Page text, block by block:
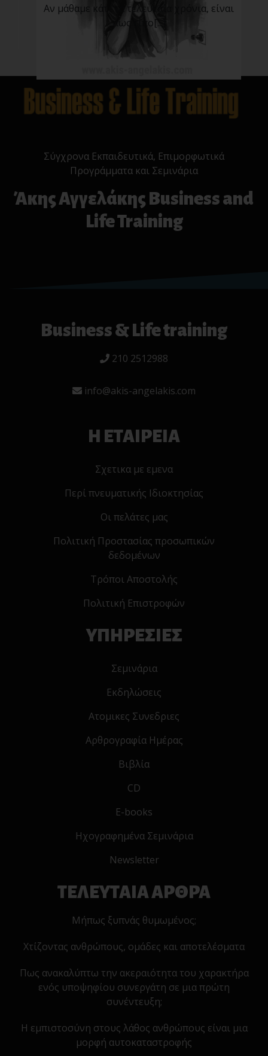
Αν μάθαμε κάτι τα τελευταία χρόνια, είναι
πως τίπο[...]
Σύγχρονα Εκπαιδευτικά, Επιμορφωτικά
Προγράμματα και Σεμινάρια
Άκης Αγγελάκης Business and
Life Training
Business & Life training
210 2512988
info@akis-angelakis.com
Η ΕΤΑΙΡΕΙΑ
Σχετικα με εμενα
Περί πνευματικής Ιδιοκτησίας
Οι πελάτες μας
Πολιτική Προστασίας προσωπικών
δεδομένων
Τρόποι Αποστολής
Πολιτική Επιστροφών
ΥΠΗΡΕΣΙΕΣ
Σεμινάρια
Εκδηλώσεις
Ατομικες Συνεδριες
Αρθρογραφία Ημέρας
Βιβλία
CD
E-books
Ηχογραφημένα Σεμινάρια
Newsletter
ΤΕΛΕΥΤΑΙΑ ΑΡΘΡΑ
Μήπως ξυπνάς θυμωμένος;
Χτίζοντας ανθρώπους, ομάδες και αποτελέσματα
Πως ανακαλύπτω την ακεραιότητα του χαρακτήρα
ενός υποψηφίου συνεργάτη σε μια πρώτη
συνέντευξη;
Η εμπιστοσύνη στους λάθος ανθρώπους είναι μια
μορφή αυτοκαταστροφής